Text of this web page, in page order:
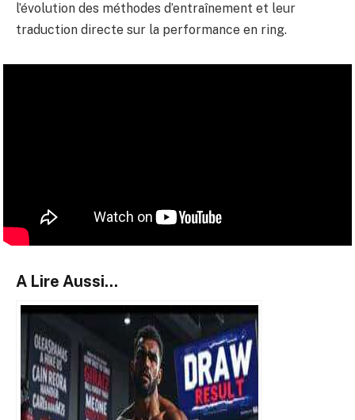
l’évolution des méthodes d’entraînement et leur
traduction directe sur la performance en ring.
A Lire Aussi...